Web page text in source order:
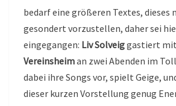
bedarf eine größeren Textes, dieses
gesondert vorzustellen, daher sei
eingegangen: Liv Solveiggastiert
Vereinsheiman zwei Abenden im
dabei ihre Songs vor, spielt Geige,
dieser kurzen Vorstellung genug